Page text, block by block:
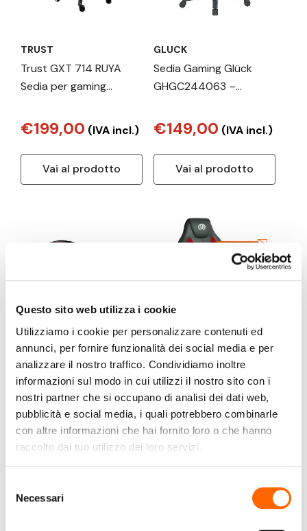
Questo sito web utilizza i cookie
Utilizziamo i cookie per personalizzare contenuti ed
annunci, per fornire funzionalità dei social media e per
analizzare il nostro traffico. Condividiamo inoltre
informazioni sul modo in cui utilizzi il nostro sito con i
nostri partner che si occupano di analisi dei dati web,
pubblicità e social media, i quali potrebbero combinarle
con altre informazioni che hai fornito loro o che hanno
raccolto dal tuo utilizzo dei loro servizi.
delNecessari
TRUST
Trust GXT 714 RUYA
Sedia per gaming
€199,00 (IVA incl.)
Vai al prodotto
GLUCK
Sedia Gaming Glück
GHGC244063 –
Design Moderno
€149,00 (IVA incl.)
Vai al prodotto
NILOX
Nilox NXLIGHTRACKERBK
illuminazione bicicletta
€39,99(IVA incl.)
Vai al prodotto
GLUCK
Sedia Gaming Glück
GHGC242647 –
Comfort Ergonomico
per Lunghe Sessioni di
€89,00
Vai al prodotto